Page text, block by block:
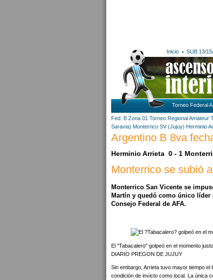
Inicio SUB 13/
Torneo Federal A
Fed. B Zona 01 Torneo Regional Amateur
Saravia) Monterrico SV (Jujuy) Herminio
Argentino B 8va
Herminio Arrieta 0 - 1
Monterrico se subió
Monterrico San Vicente se
Martín y quedó como único líder
Consejo Federal de AFA.
El "Tabacalero" golpeó en el momento
DIARIO PREGON DE JUJUY
Sin embargo, Arrieta tuvo mayor tiempo
condición de invicto como local. La única